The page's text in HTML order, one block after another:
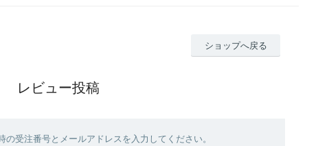
ショップへ戻る
レビュー投稿
受注番号とメールアドレスを入力してください。